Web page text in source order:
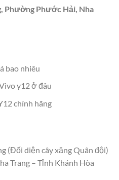
Phường Phước Hải, Nha
bao nhiêu
y12 ở đâu
chính hãng
(Đối diện cây xăng Quân đội)
Trang – Tỉnh Khánh Hòa